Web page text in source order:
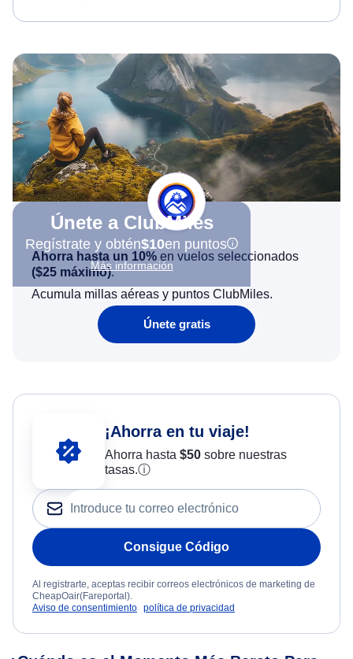
Únete a ClubMiles
Regístrate y obtén$10en puntos
Más información
Ahorra hasta un 10% en vuelos seleccionados
($25 máximo).
Acumula millas aéreas y puntos ClubMiles.
Únete gratis
¡Ahorra en tu viaje!
Ahorra hasta $50sobre nuestras
tasas.ⓘ
Consigue Código
Al registrarte, aceptas recibir correos electrónicos de marketing de
CheapOair(Fareportal).
Aviso de consentimiento política de privacidad